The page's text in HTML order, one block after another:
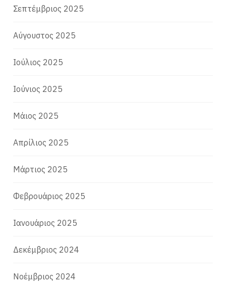
Σεπτέμβριος 2025
Αύγουστος 2025
Ιούλιος 2025
Ιούνιος 2025
Μάιος 2025
Απρίλιος 2025
Μάρτιος 2025
Φεβρουάριος 2025
Ιανουάριος 2025
Δεκέμβριος 2024
Νοέμβριος 2024